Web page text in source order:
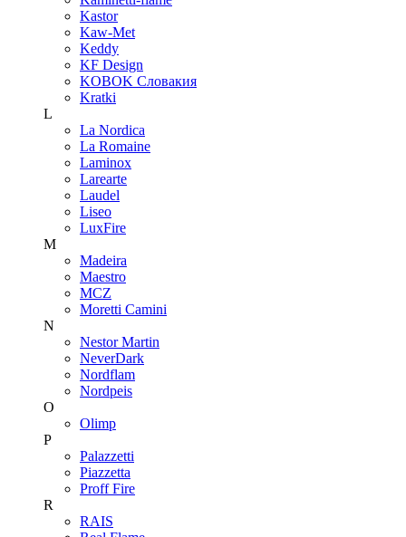
Kastor
Kaw-Met
Keddy
KF Design
KOBOK Словакия
Kratki
L
La Nordica
La Romaine
Laminox
Larearte
Laudel
Liseo
LuxFire
M
Madeira
Maestro
MCZ
Moretti Camini
N
Nestor Martin
NeverDark
Nordflam
Nordpeis
O
Olimp
P
Palazzetti
Piazzetta
Proff Fire
R
RAIS